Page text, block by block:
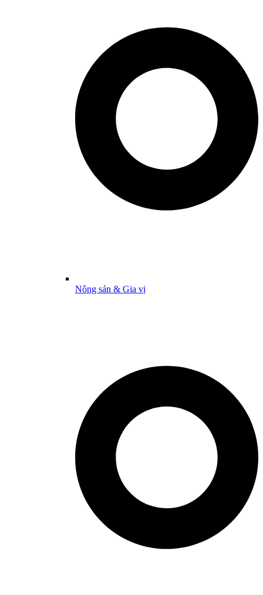
Nông sản & Gia vị